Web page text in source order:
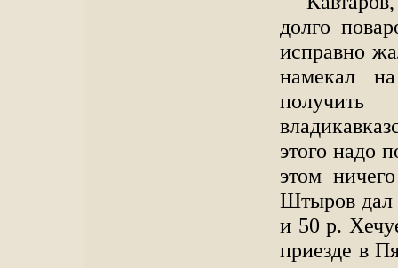
долго
исправно
намекал
этого надо
этом
Штыров дал
и 50 р.
приезде в